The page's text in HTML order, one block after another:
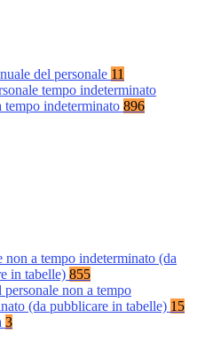
del personale 11
tempo indeterminato
tempo indeterminato 896
non a tempo indeterminato (da
in tabelle) 855
personale non a tempo
(da pubblicare in tabelle) 15
3